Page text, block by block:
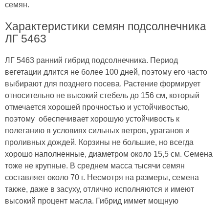
семян.
Характеристики семян подсолнечника
ЛГ 5463
ЛГ 5463 ранний гибрид подсолнечника. Период
вегетации длится не более 100 дней, поэтому его часто
выбирают для позднего посева. Растение формирует
относительно не высокий стебель до 156 см, который
отмечается хорошей прочностью и устойчивостью,
поэтому обеспечивает хорошую устойчивость к
полеганию в условиях сильных ветров, ураганов и
проливных дождей. Корзины не большие, но всегда
хорошо наполненные, диаметром около 15,5 см. Семена
тоже не крупные. В среднем масса тысячи семян
составляет около 70 г. Несмотря на размеры, семена
также, даже в засуху, отлично исполняются и имеют
высокий процент масла. Гибрид иммет мощную